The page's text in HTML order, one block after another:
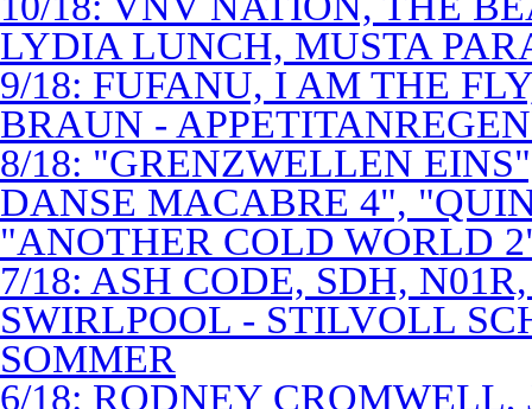
LYDIA LUNCH, MUSTA
9/18: FUFANU, I AM THE
BRAUN -
8/18: "GRENZWELLEN
DANSE MACABRE 4",
"ANOTHER COLD WORLD
7/18: ASH CODE, SDH,
SWIRLPOOL - STILVOLL
SOMMER
6/18: RODNEY